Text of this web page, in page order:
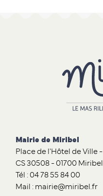
Mairie de Miribel
Place de l'Hôtel de Ville -
CS 30508 - 01700 Miribel
Tél : 04 78 55 84 00
Mail : mairie@miribel.fr